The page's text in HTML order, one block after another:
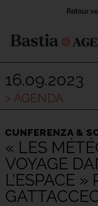
Retour
16.09.2023
> AGENDA
CUNFERENZA &
« LES
VOYAGE
L’ESPACE